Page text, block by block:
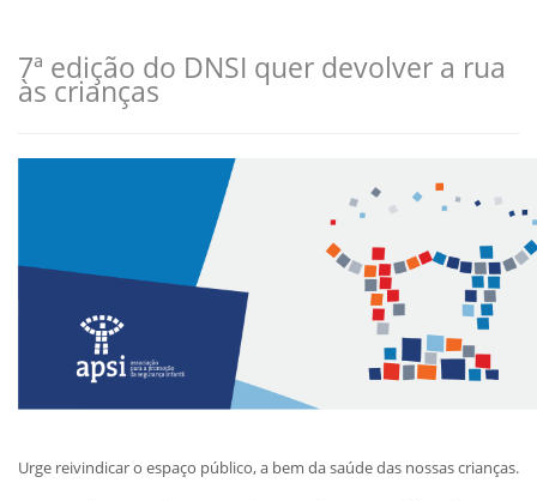
7ª edição do DNSI quer devolver a rua
às crianças
Urge reivindicar o espaço público, a bem da saúde das nossas crianças.